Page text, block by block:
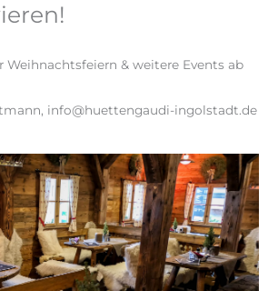
Weihnachtsfeiern & weitere Events ab
info@huettengaudi-ingolstadt.de